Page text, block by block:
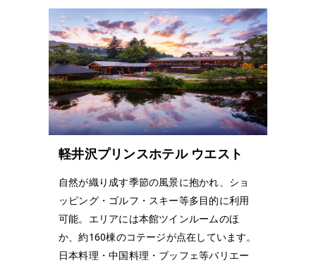
軽井沢プリンスホテル ウエスト
自然が織り成す季節の風景に抱かれ、ショ
ッピング・ゴルフ・スキー等多目的に利用
可能。エリアには本館ツインルームのほ
か、約160棟のコテージが点在しています。
日本料理・中国料理・ブッフェ等バリエー